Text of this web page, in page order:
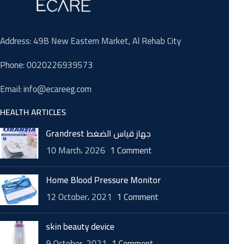
Address: 49B New Eastern Market, Al Rehab City
Phone: 0020226939573
Email: info@ecareeg.com
HEALTH ARTICLES
Grandrest جهاز قياس الضغط
10 March، 2026 1 Comment
Home Blood Pressure Monitor
12 October، 2021 1 Comment
skin beauty device